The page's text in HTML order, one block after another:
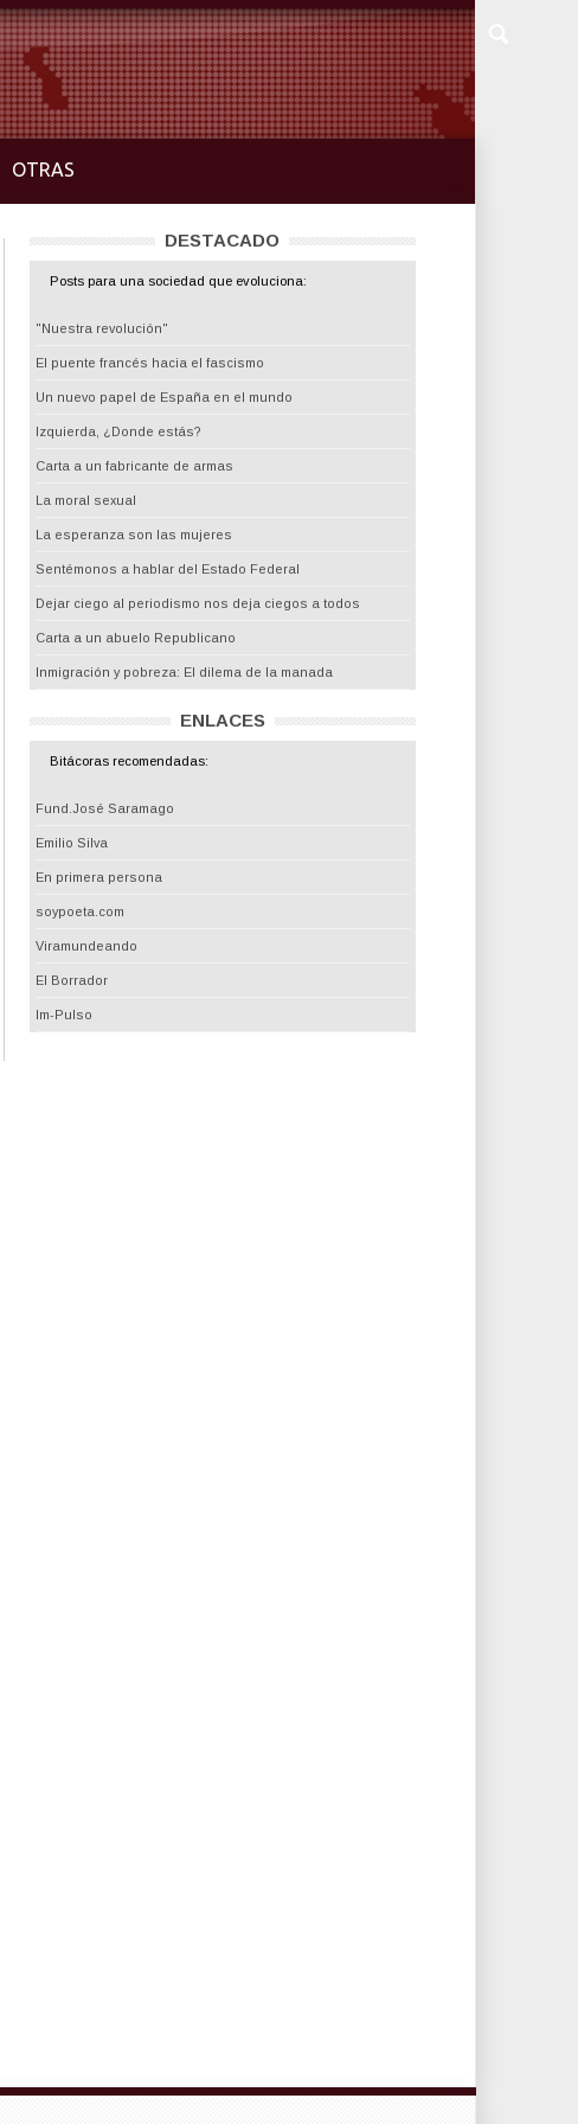
OTRAS
DESTACADO
Posts para una sociedad que evoluciona:
"Nuestra revolución"
El puente francés hacia el fascismo
Un nuevo papel de España en el mundo
Izquierda, ¿Donde estás?
Carta a un fabricante de armas
La moral sexual
La esperanza son las mujeres
Sentémonos a hablar del Estado Federal
Dejar ciego al periodismo nos deja ciegos a todos
Carta a un abuelo Republicano
Inmigración y pobreza: El dilema de la manada
ENLACES
Bitácoras recomendadas:
Fund.José Saramago
Emilio Silva
En primera persona
soypoeta.com
Viramundeando
El Borrador
Im-Pulso